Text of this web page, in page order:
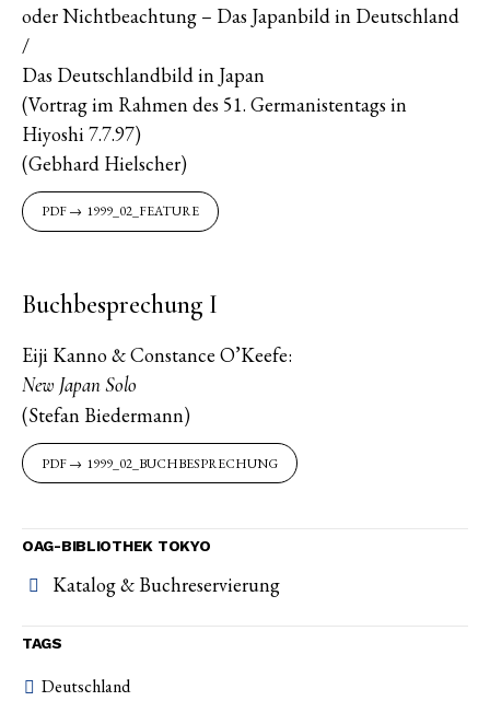
oder Nichtbeachtung – Das Japanbild in Deutschland
/
Das Deutschlandbild in Japan
(Vortrag im Rahmen des 51. Germanistentags in
Hiyoshi 7.7.97)
(Gebhard Hielscher)
1999_02_FEATURE
Buchbesprechung I
Eiji Kanno & Constance O’Keefe:
New Japan Solo
(Stefan Biedermann)
1999_02_BUCHBESPRECHUNG
OAG-BIBLIOTHEK TOKYO
Katalog & Buchreservierung
TAGS
Deutschland